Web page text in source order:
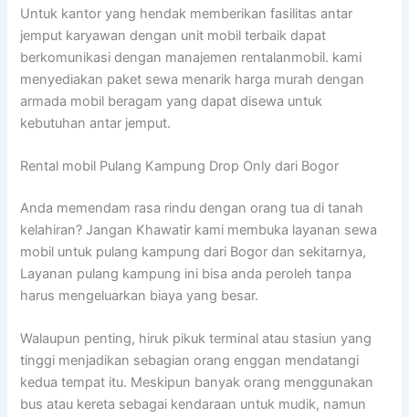
Untuk kantor yang hendak memberikan fasilitas antar
jemput karyawan dengan unit mobil terbaik dapat
berkomunikasi dengan manajemen rentalanmobil. kami
menyediakan paket sewa menarik harga murah dengan
armada mobil beragam yang dapat disewa untuk
kebutuhan antar jemput.
Rental mobil Pulang Kampung Drop Only dari Bogor
Anda memendam rasa rindu dengan orang tua di tanah
kelahiran? Jangan Khawatir kami membuka layanan sewa
mobil untuk pulang kampung dari Bogor dan sekitarnya,
Layanan pulang kampung ini bisa anda peroleh tanpa
harus mengeluarkan biaya yang besar.
Walaupun penting, hiruk pikuk terminal atau stasiun yang
tinggi menjadikan sebagian orang enggan mendatangi
kedua tempat itu. Meskipun banyak orang menggunakan
bus atau kereta sebagai kendaraan untuk mudik, namun